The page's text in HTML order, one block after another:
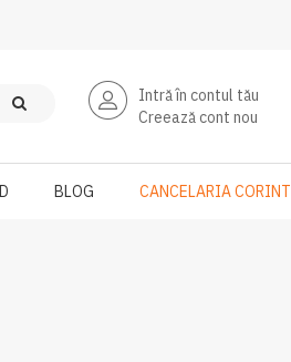
Intră în contul tău
Creează cont nou
BLOG CANCELARIA CORINT